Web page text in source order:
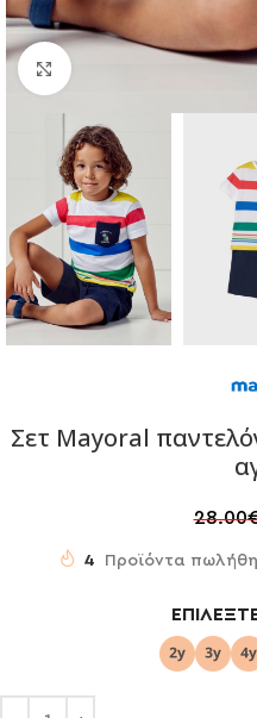
Σετ Mayoral
28.00
4 Προϊόντα